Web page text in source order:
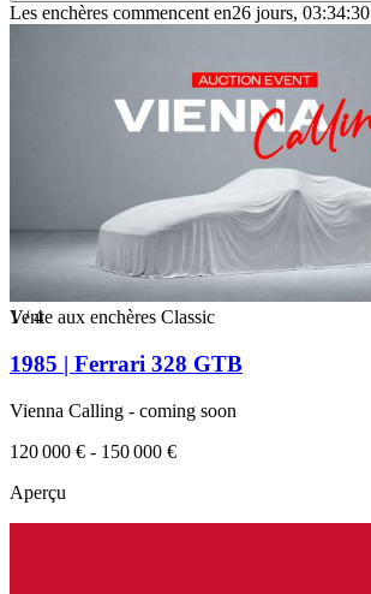
Les enchères commencent en26 jours, 03:34:30
1/4
Vente aux enchères Classic
1985 | Ferrari 328 GTB
Vienna Calling - coming soon
120 000 € - 150 000 €
Aperçu